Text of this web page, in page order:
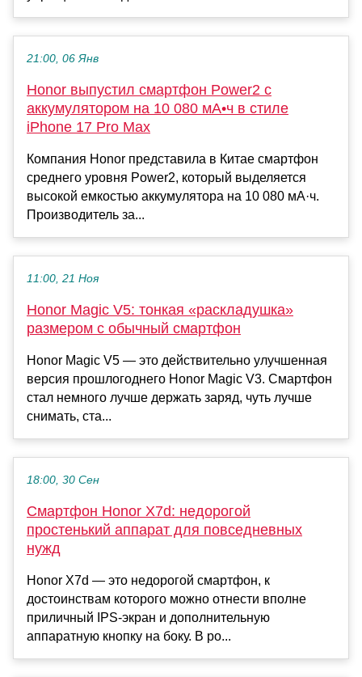
21:00, 06 Янв
Honor выпустил смартфон Power2 с
аккумулятором на 10 080 мА•ч в стиле
iPhone 17 Pro Max
Компания Honor представила в Китае смартфон
среднего уровня Power2, который выделяется
высокой емкостью аккумулятора на 10 080 мА·ч.
Производитель за...
11:00, 21 Ноя
Honor Magic V5: тонкая «раскладушка»
размером с обычный смартфон
Honor Magic V5 — это действительно улучшенная
версия прошлогоднего Honor Magic V3. Смартфон
стал немного лучше держать заряд, чуть лучше
снимать, ста...
18:00, 30 Сен
Смартфон Honor X7d: недорогой
простенький аппарат для повседневных
нужд
Honor X7d — это недорогой смартфон, к
достоинствам которого можно отнести вполне
приличный IPS-экран и дополнительную
аппаратную кнопку на боку. В ро...